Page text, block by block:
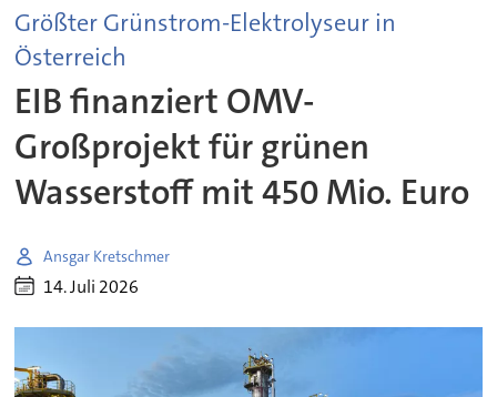
Größter Grünstrom-Elektrolyseur in
Österreich
EIB finanziert OMV-
Großprojekt für grünen
Wasserstoff mit 450 Mio. Euro
Ansgar Kretschmer
14. Juli 2026